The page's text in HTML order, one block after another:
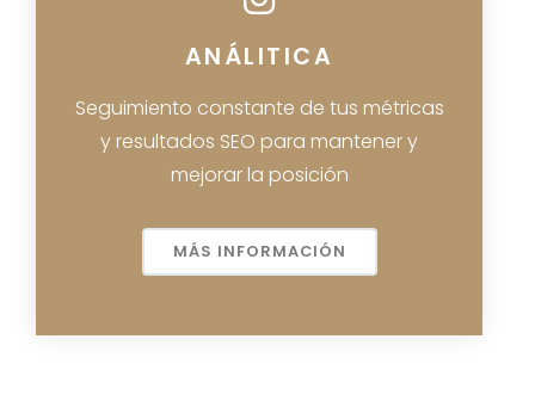
ANÁLITICA
Seguimiento constante de tus métricas
y resultados SEO para mantener y
mejorar la posición
MÁS INFORMACIÓN